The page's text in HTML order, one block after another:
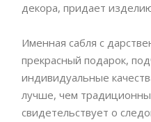
декора, придает
Именная сабля с
прекрасный подарок,
индивидуальные
лучше, чем
свидетельствует о